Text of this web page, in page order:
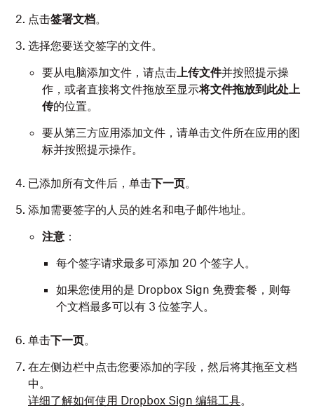
点击签署文档。
选择您要送交签字的文件。
要从电脑添加文件，请点击上传文件并按照提示操
作，或者直接将文件拖放至显示将文件拖放到此处上
传的位置。
要从第三方应用添加文件，请单击文件所在应用的图
标并按照提示操作。
已添加所有文件后，单击下一页。
添加需要签字的人员的姓名和电子邮件地址。
注意 ：
每个签字请求最多可添加 20 个签字人。
如果您使用的是 Dropbox Sign 免费套餐，则每
个文档最多可以有 3 位签字人。
单击下一页。
在左侧边栏中点击您要添加的字段，然后将其拖至文档
中。
详细了解如何使用 Dropbox Sign 编辑工具。